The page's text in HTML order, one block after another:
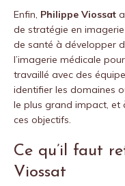
Enfin, Philippe Viossat
de stratégie en
de santé à développer
l’imagerie médicale
travaillé avec des
identifier les domaines
le plus grand impact, et
ces objectifs.
Ce qu’il faut
Viossat